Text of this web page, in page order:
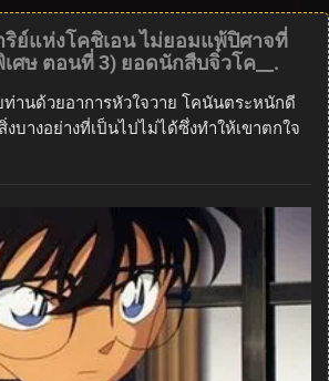
ย์แห่งโคชิเอน ไม่ยอมแพ้ปิศาจที่
ศษ ตอนที่ 3) ยอดนักสืบจิ๋วโค__.
านด้วยอาการหัวใจวาย โคนันตระหนักดี
งบางอย่างที่เป็นไปไม่ได้ซึ่งทำให้เขาตกใจ